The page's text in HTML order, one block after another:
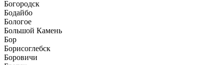
Богородск
Бодайбо
Бологое
Большой Камень
Бор
Борисоглебск
Боровичи